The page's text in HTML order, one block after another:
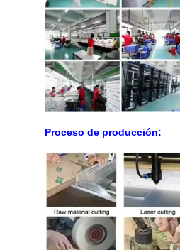
Proceso de producción: